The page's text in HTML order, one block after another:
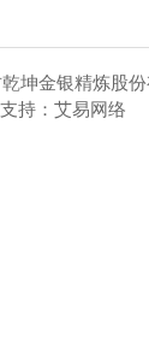
坤金银精炼股份
持：艾易网络